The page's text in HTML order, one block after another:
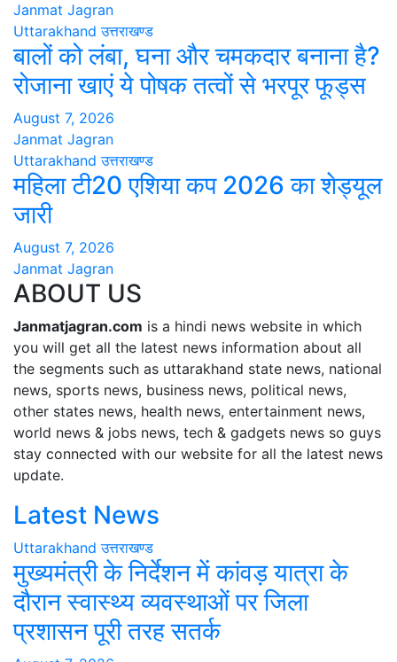
Janmat Jagran
Uttarakhand उत्तराखण्ड
बालों को लंबा, घना और चमकदार बनाना है?
रोजाना खाएं ये पोषक तत्वों से भरपूर फूड्स
August 7, 2026
Janmat Jagran
Uttarakhand उत्तराखण्ड
महिला टी20 एशिया कप 2026 का शेड्यूल
जारी
August 7, 2026
Janmat Jagran
ABOUT US
Janmatjagran.com is a hindi news website in which
you will get all the latest news information about all
the segments such as uttarakhand state news, national
news, sports news, business news, political news,
other states news, health news, entertainment news,
world news & jobs news, tech & gadgets news so guys
stay connected with our website for all the latest news
update.
Latest News
Uttarakhand उत्तराखण्ड
मुख्यमंत्री के निर्देशन में कांवड़ यात्रा के
दौरान स्वास्थ्य व्यवस्थाओं पर जिला
प्रशासन पूरी तरह सतर्क